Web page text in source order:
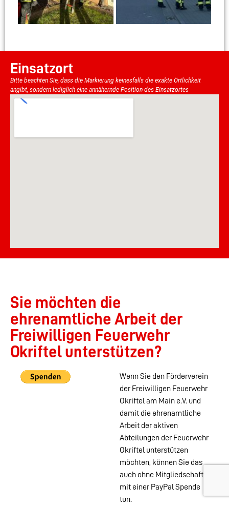
Einsatzort
Bitte beachten Sie, dass die Markierung keinesfalls die exakte Örtlichkeit
angibt, sondern lediglich eine annähernde Position des Einsatzortes
Sie möchten die
ehrenamtliche Arbeit der
Freiwilligen Feuerwehr
Okriftel unterstützen?
Wenn Sie den Förderverein
der Freiwilligen Feuerwehr
Okriftel am Main e.V. und
damit die ehrenamtliche
Arbeit der aktiven
Abteilungen der Feuerwehr
Okriftel unterstützen
möchten, können Sie das
auch ohne Mitgliedschaft
mit einer PayPal Spende
tun.